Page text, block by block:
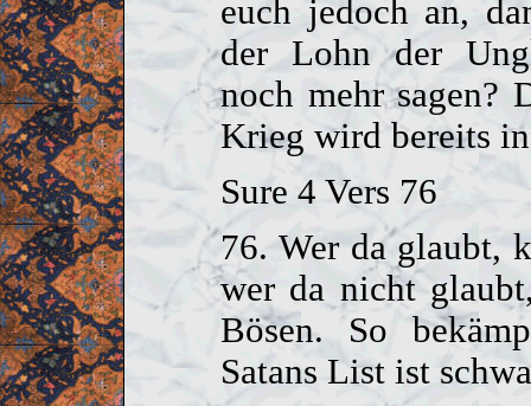
euch jedoch an,
der Lohn der
noch mehr sagen?
Krieg wird bereits
Sure 4 Vers 76
76. Wer da glaubt,
wer da nicht
Bösen. So
Satans List ist